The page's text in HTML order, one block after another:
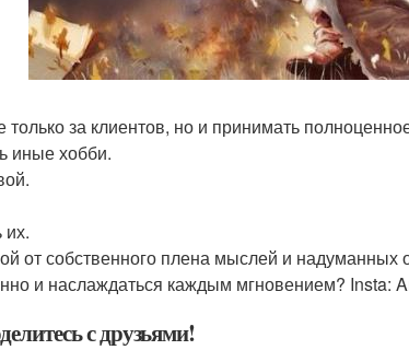
за клиентов, но и принимать
иные хобби.
их.
от собственного плена мыслей и надуманных
и наслаждаться каждым мгновением? Insta:
с друзьями!